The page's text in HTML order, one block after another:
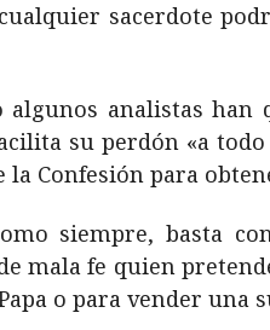
sacerdote
analistas han
su perdón «a
la Confesión para
siempre, basta
mala fe quien
o para vender una